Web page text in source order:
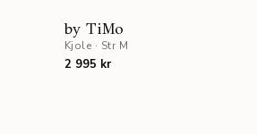
by TiMo
Kjole · Str M
2 995 kr